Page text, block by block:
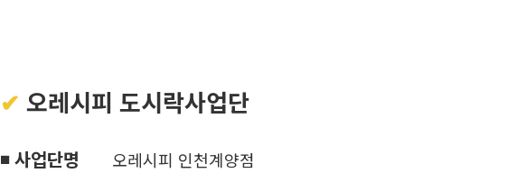
✔ 오레시피 도시락사업단
◾ 사업단명 오레시피 인천계양점